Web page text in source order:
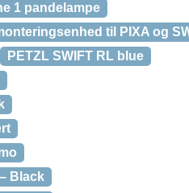
1 pandelampe
til PIXA og
PETZL SWIFT RL blue
Black